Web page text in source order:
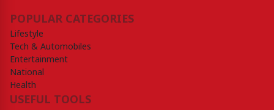
POPULAR CATEGORIES
Lifestyle
Tech & Automobiles
Entertainment
National
Health
USEFUL TOOLS